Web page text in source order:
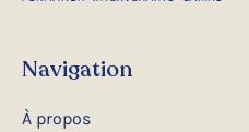
Navigation
À propos